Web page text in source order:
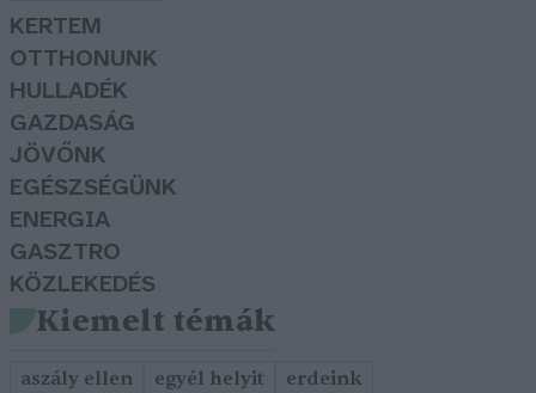
KERTEM
OTTHONUNK
HULLADÉK
GAZDASÁG
JÖVŐNK
EGÉSZSÉGÜNK
ENERGIA
GASZTRO
KÖZLEKEDÉS
Kiemelt témák
aszály ellen egyél helyit erdeink